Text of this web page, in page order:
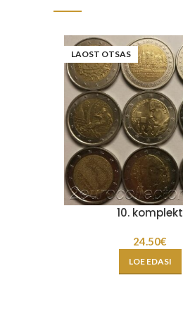
LAOST OTSAS
10. komplekt
24.50€
LOE EDASI